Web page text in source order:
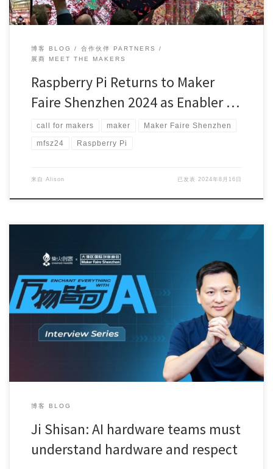
博客 BLOG
合作伙伴 PARTNERS
展商 MEET THE MAKERS
Raspberry Pi Returns to Maker
Faire Shenzhen 2024 as Enabler …
call for makers maker Maker Faire Shenzhen
mfsz24 Raspberry Pi
来自 Alison 已发表2024年8月16日
“Enchant Everything with AI” interview […]
博客 BLOG
Ji Shisan: AI hardware teams must
understand hardware and respect